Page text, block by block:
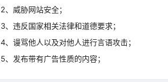
2、威胁网站安全；
3、违反国家相关法律和道德要求；
4、谩骂他人以及对他人进行言语攻击；
5、发布带有广告性质的内容；